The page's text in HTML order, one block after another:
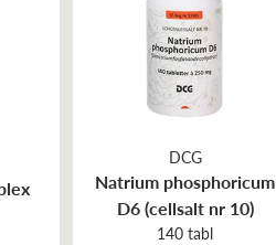
DCG
Natrium phosphoricum
D6 (cellsalt nr 10)
140 tabl